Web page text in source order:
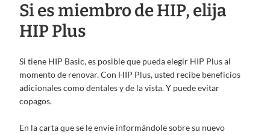
Si es miembro de HIP, elija
HIP Plus
Si tiene HIP Basic, es posible que pueda elegir HIP Plus al
momento de renovar. Con HIP Plus, usted recibe beneficios
adicionales como dentales y de la vista. Y puede evitar
copagos.
En la carta que se le envíe informándole sobre su nuevo